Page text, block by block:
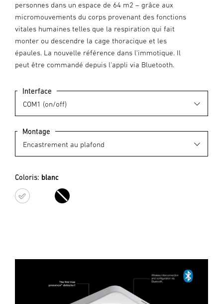
personnes dans un espace de 64 m2 – grâce aux
micromouvements du corps provenant des fonctions
vitales humaines telles que la respiration qui fait
monter ou descendre la cage thoracique et les
épaules. La nouvelle référence dans l'immotique. Il
peut être commandé depuis l'appli via Bluetooth.
Interface
Montage
Coloris: blanc
blanc noir